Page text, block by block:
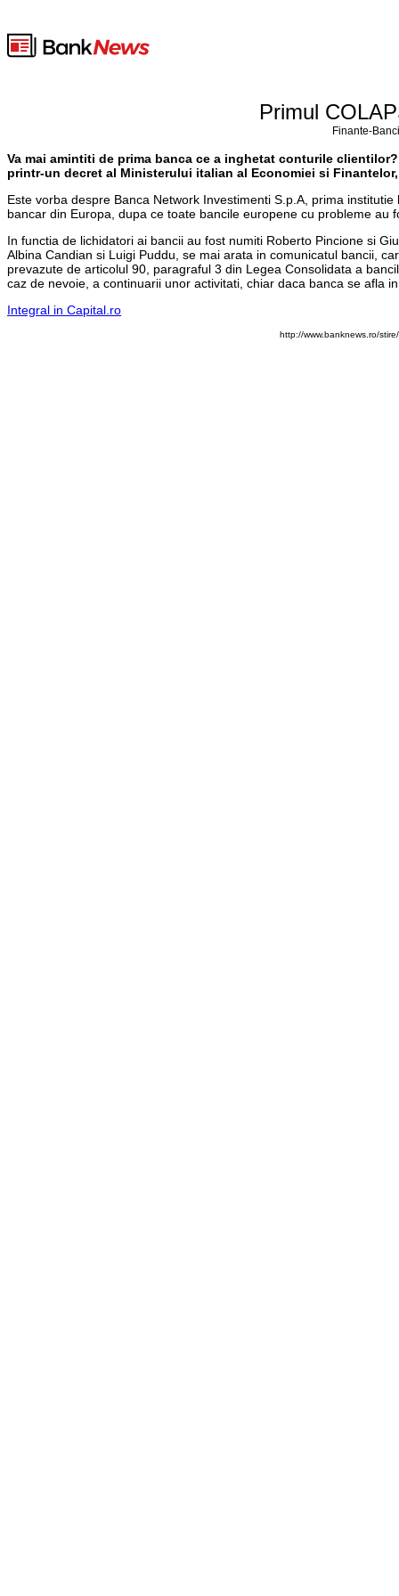
Primul
Finante-
Va mai amintiti de prima banca ce a inghetat conturile
printr-un decret al Ministerului italian al Economiei si
Este vorba despre Banca Network Investimenti S.p.A, prima
bancar din Europa, dupa ce toate bancile europene cu probleme
In functia de lichidatori ai bancii au fost numiti Roberto Pincione si
Albina Candian si Luigi Puddu, se mai arata in comunicatul bancii,
prevazute de articolul 90, paragraful 3 din Legea Consolidata a
caz de nevoie, a continuarii unor activitati, chiar daca banca se afla
Integral in Capital.ro
http://www.banknews.ro/